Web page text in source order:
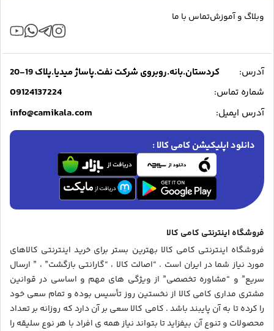
وبلاگ و آموزشتماس با ما
آدرس:
کردستان.بانه.روبروی شرکت نفت.پاساژ میدیا.پلاک 19-20
شماره تماس:
09124137224
آدرس ایمیل: info@camikala.com
دانلود اپلیکیشن کامی کالا :
فروشگاه اینترنتی کامی کالا
فروشگاه اینترنتی کامی کالا بهترین بستر برای خرید اینترنتی کالاهای
مورد نیاز شما در ایران است . “اصالت کالا ، “گارانتی بازگشت” ، ” ارسال
سریع” و “مشاوره تخصصی” از ویژگی های مهم و اساسی در قوانین
مشتری مداری کامی کالا از نخستین روز تأسیس بوده و تمام سعی خود
را کرده تا به آن پایبند باشد . کامی کالا سعی بر آن دارد که روزانه بر تعداد
محصولات و تنوع آن بیفزاید تا بتواند نیاز همه ی افراد با هر نوع سلیقه را